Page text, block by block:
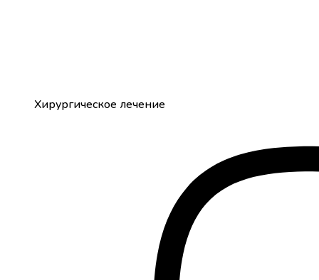
Хирургическое лечение